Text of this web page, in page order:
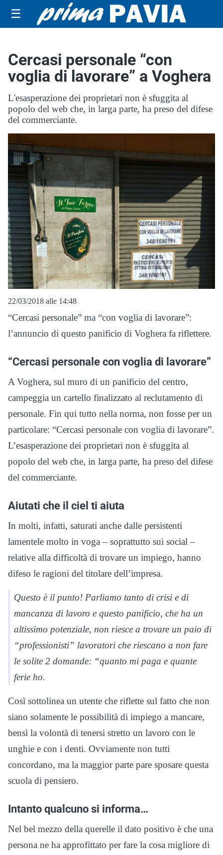
☰
Cercasi personale “con
voglia di lavorare” a Voghera
L'esasperazione dei proprietari non è sfuggita al
popolo del web che, in larga parte, ha preso del difese
del commerciante.
22/03/2018 alle 14:48
“Cercasi personale” ma “con voglia di lavorare”:
l’annuncio di questo panificio di Voghera fa riflettere.
“Cercasi personale con voglia di lavorare”
A Voghera, sul muro di un panificio del centro,
campeggia un cartello finalizzato al reclutamento di
personale. Fin qui tutto nella norma, non fosse per un
particolare: “Cercasi personale con voglia di lavorare”.
L’esasperazione dei proprietari non è sfuggita al
popolo del web che, in larga parte, ha preso del difese
del commerciante.
Aiutati che il ciel ti aiuta
In molti, infatti, saturati anche dalle persistenti
lamentele molto in voga – soprattutto sui social –
relative alla difficoltà di trovare un impiego, hanno
difeso le ragioni del titolare dell’impresa.
Questo è il punto! Parliamo tanto di crisi e di
mancanza di lavoro e questo panificio, che ha un
altissimo potenziale, non riesce a trovare un paio di
“professionisti” lavoratori che riescano a non fare
le solite 2 domande: “quanto mi paga e quante
ferie ho.
Così sottolinea un utente che riflette sul fatto che non
siano solamente le possibilità di impiego a mancare,
bensì la volontà di tenersi stretto un lavoro con le
unghie e con i denti. Ovviamente non tutti
concordano, ma la maggior parte pare sposare questa
scuola di pensiero.
Intanto qualcuno si informa…
Nel bel mezzo della querelle il dato positivo è che una
persona ne ha approfittato per fare la cosa migliore di